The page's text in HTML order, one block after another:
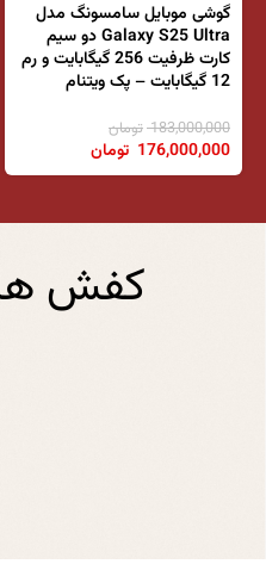
گوشی موبایل سامسونگ مدل
Galaxy S25 Ultra دو سیم
کارت ظرفیت 256 گیگابایت و رم
12 گیگابایت – پک ویتنام
183,000,000 تومان
176,000,000 تومان